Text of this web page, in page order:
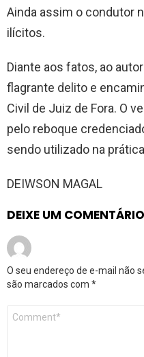
Ainda assim o condutor
ilícitos.
Diante aos fatos, ao
flagrante delito e
Civil de Juiz de Fora. O
pelo reboque
sendo utilizado na
DEIWSON MAGAL
DEIXE UM COMENTÁRIO
O seu endereço de e-mail não
são marcados com *
Comentário